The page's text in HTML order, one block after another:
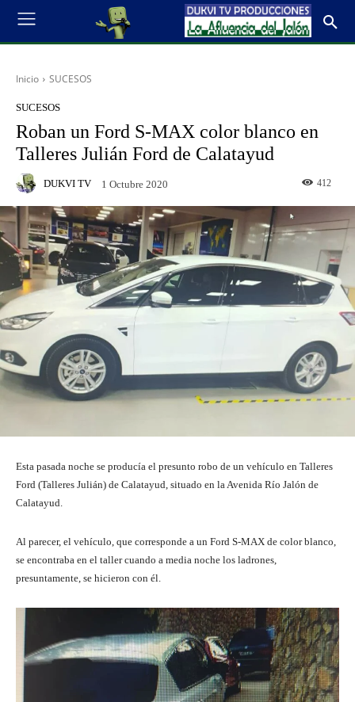
Inicio SUCESOS
SUCESOS
Roban un Ford S-MAX color blanco en
Talleres Julián Ford de Calatayud
DUKVI TV 1 Octubre 2020 412
Esta pasada noche se producía el presunto robo de un vehículo en Talleres
Ford (Talleres Julián) de Calatayud, situado en la Avenida Río Jalón de
Calatayud.
Al parecer, el vehículo, que corresponde a un Ford S-MAX de color blanco,
se encontraba en el taller cuando a media noche los ladrones,
presuntamente, se hicieron con él.